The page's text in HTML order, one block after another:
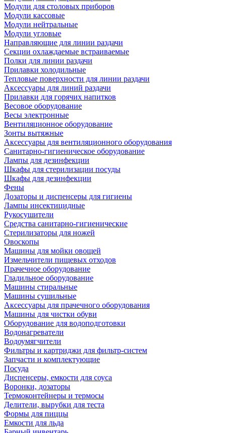
Модули для столовых приборов
Модули кассовые
Модули нейтральные
Модули угловые
Направляющие для линии раздачи
Секции охлаждаемые встраиваемые
Полки для линии раздачи
Прилавки холодильные
Тепловые поверхности для линии раздачи
Аксессуары для линий раздачи
Прилавки для горячих напитков
Весовое оборудование
Весы электронные
Вентиляционное оборудование
Зонты вытяжные
Аксессуары для вентиляционного оборудования
Санитарно-гигиеническое оборудование
Лампы для дезинфекции
Шкафы для стерилизации посуды
Шкафы для дезинфекции
Фены
Дозаторы и диспенсеры для гигиены
Лампы инсектицидные
Рукосушители
Средства санитарно-гигиенические
Стерилизаторы для ножей
Овоскопы
Машины для мойки овощей
Измельчители пищевых отходов
Прачечное оборудование
Гладильное оборудование
Машины стиральные
Машины сушильные
Аксессуары для прачечного оборудования
Машины для чистки обуви
Оборудование для водоподготовки
Водонагреватели
Водоумягчители
Фильтры и картриджи для фильтр-систем
Запчасти и комплектующие
Посуда
Диспенсеры, емкости для соуса
Воронки, дозаторы
Термоконтейнеры и термосы
Делители, вырубки для теста
Формы для пиццы
Емкости для льда